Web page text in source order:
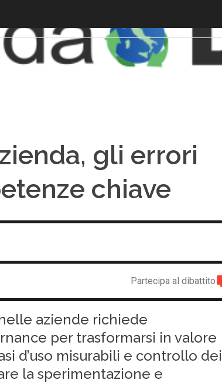
gli errori
chiave
Partecipa al dibattito
aziende richiede
per trasformarsi in valore
d’uso misurabili e controllo dei
la sperimentazione e